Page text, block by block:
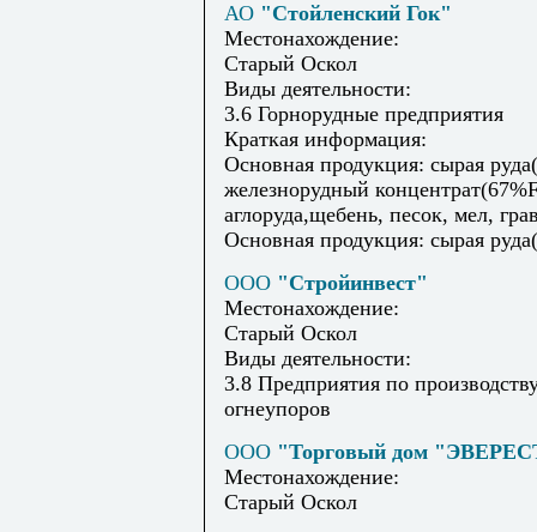
АО "Стойленский Гок"
Местонахождение:
Старый Оскол
Виды деятельности:
3.6 Горнорудные предприятия
Краткая информация:
Основная продукция: сырая
железнорудный
аглоруда,щебень, песок, мел,
Основная продукция: сырая
ООО "Стройинвест"
Местонахождение:
Старый Оскол
Виды деятельности:
3.8 Предприятия по
огнеупоров
ООО "Торговый дом
Местонахождение:
Старый Оскол